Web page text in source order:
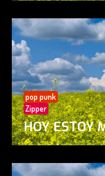
pop punk
Zipper
HOY ESTOY